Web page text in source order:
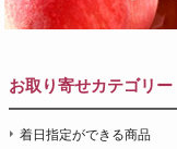
お取り寄せカテゴリー
着日指定ができる商品